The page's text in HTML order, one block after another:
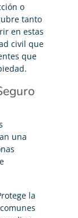
o
tanto
en estas
civil que
que
una
la